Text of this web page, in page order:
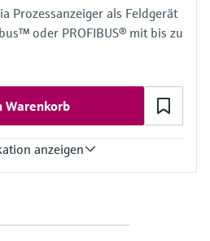
Prozessanzeiger als Feldgerät
oder PROFIBUS® mit bis zu
Warenkorb
anzeigen